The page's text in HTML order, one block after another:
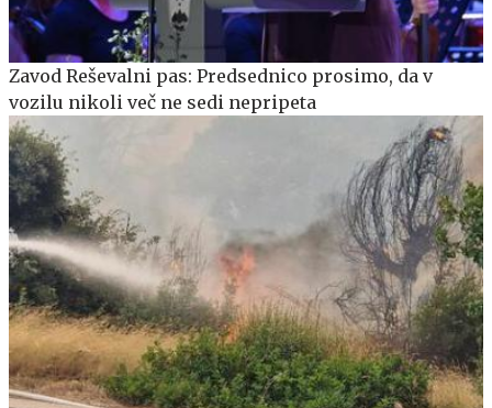
Zavod Reševalni pas: Predsednico prosimo, da v
vozilu nikoli več ne sedi nepripeta